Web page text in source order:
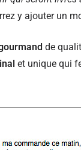
y ajouter un
de
et unique qui